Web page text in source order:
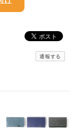
通報する